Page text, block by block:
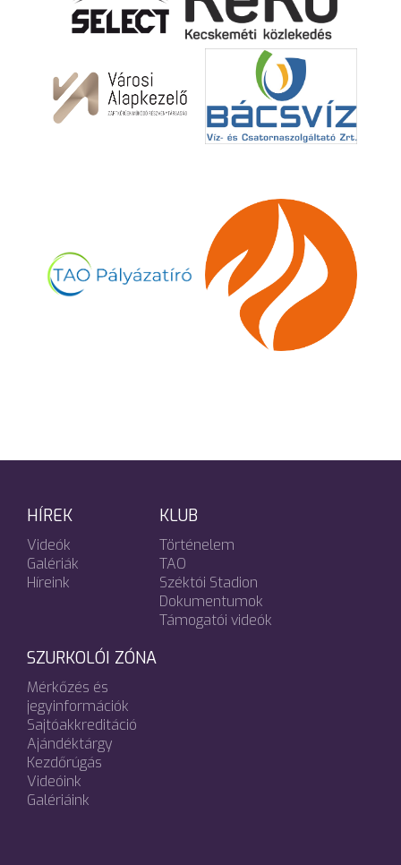
HÍREK
Videók
Galériák
Híreink
KLUB
Történelem
TAO
Széktói Stadion
Dokumentumok
Támogatói videók
SZURKOLÓI ZÓNA
Mérkőzés és
jegyinformációk
Sajtóakkreditáció
Ajándéktárgy
Kezdőrúgás
Videóink
Galériáink